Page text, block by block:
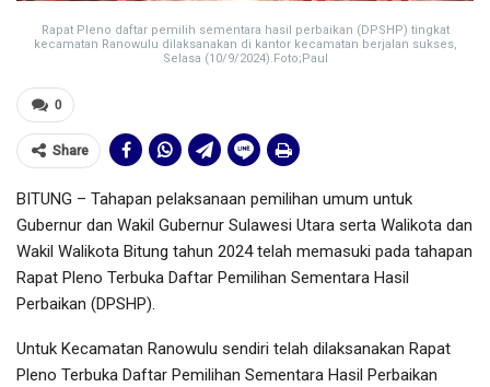
Rapat Pleno daftar pemilih sementara hasil perbaikan (DPSHP) tingkat
kecamatan Ranowulu dilaksanakan di kantor kecamatan berjalan sukses,
Selasa (10/9/2024).Foto;Paul
0
Share
BITUNG – Tahapan pelaksanaan pemilihan umum untuk
Gubernur dan Wakil Gubernur Sulawesi Utara serta Walikota dan
Wakil Walikota Bitung tahun 2024 telah memasuki pada tahapan
Rapat Pleno Terbuka Daftar Pemilihan Sementara Hasil
Perbaikan (DPSHP).
Untuk Kecamatan Ranowulu sendiri telah dilaksanakan Rapat
Pleno Terbuka Daftar Pemilihan Sementara Hasil Perbaikan